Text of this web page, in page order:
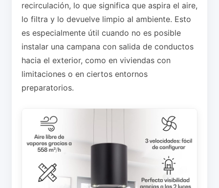
recirculación, lo que significa que aspira el aire,
lo filtra y lo devuelve limpio al ambiente. Esto
es especialmente útil cuando no es posible
instalar una campana con salida de conductos
hacia el exterior, como en viviendas con
limitaciones o en ciertos entornos
preparatorios.